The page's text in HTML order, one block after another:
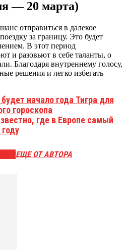
— 20 марта)
отправиться в далекое
за границу. Это будет
В этот период
и разовьют в себе таланты, о
Благодаря внутреннему голосу,
решения и легко избегать
начало года Тигра для
гороскопа
где в Европе самый
ЕЩЕ ОТ АВТОРА